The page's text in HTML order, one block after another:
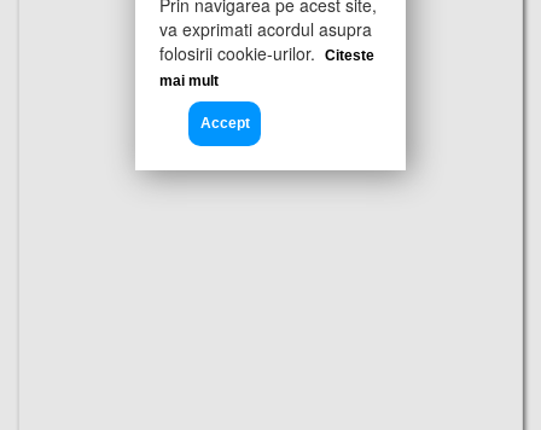
va exprimati acordul asupra
folosirii cookie-urilor.
Citeste
mai mult
Accept